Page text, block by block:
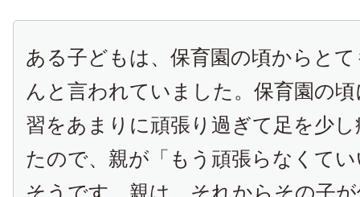
ある子どもは、保育園の頃からと
んと言われていました。保育園の
習をあまりに頑張り過ぎて足を少
たので、親が「もう頑張らなくて